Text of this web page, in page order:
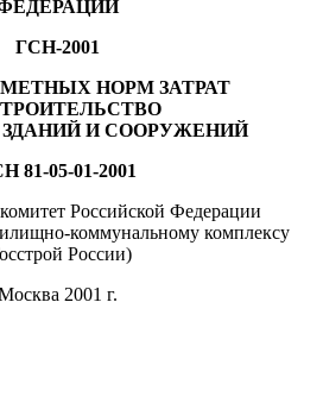
ГСН-2001
НОРМ ЗАТРАТ
И СООРУЖЕНИЙ
81-05-01-2001
Российской Федерации
коммунальному комплексу
России)
2001 г.